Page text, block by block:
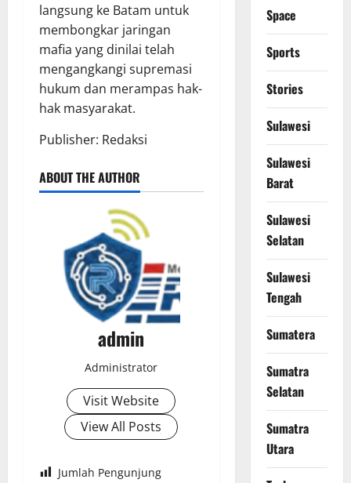
langsung ke Batam untuk
membongkar jaringan
mafia yang dinilai telah
mengangkangi supremasi
hukum dan merampas hak-
hak masyarakat.
Publisher: Redaksi
ABOUT THE AUTHOR
admin
Administrator
Visit Website
View All Posts
Jumlah Pengunjung
Space
Sports
Stories
Sulawesi
Sulawesi
Barat
Sulawesi
Selatan
Sulawesi
Tengah
Sumatera
Sumatra
Selatan
Sumatra
Utara